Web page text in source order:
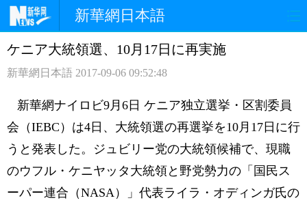
新華網日本語
ホームページ 政治
観光 評論 写真
中日対訳
ケニア大統領選、10月17日に再実施
新華網日本語 2017-09-06 09:52:48
新華網ナイロビ9月6日 ケニア独立選挙・区割委員
会（IEBC）は4日、大統領選の再選挙を10月17日に行
うと発表した。ジュビリー党の大統領候補で、現職
のウフル・ケニヤッタ大統領と野党勢力の「国民ス
ーパー連合（NASA）」代表ライラ・オディンガ氏の